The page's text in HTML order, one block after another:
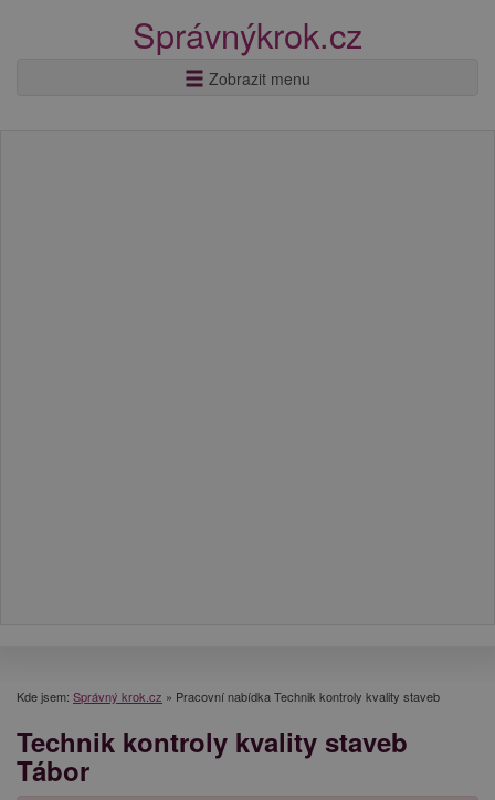
Správnýkrok.cz
Zobrazit menu
Kde jsem: Správný krok.cz » Pracovní nabídka Technik kontroly kvality staveb
Technik kontroly kvality staveb
Tábor